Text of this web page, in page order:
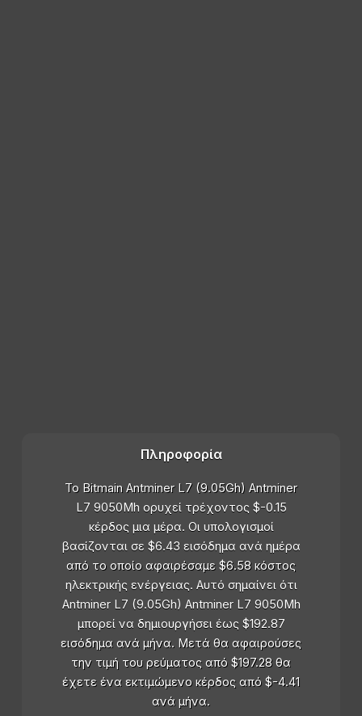
Πληροφορία
Το Bitmain Antminer L7 (9.05Gh) Antminer
L7 9050Mh ορυχεί τρέχοντος $-0.15
κέρδος μια μέρα. Οι υπολογισμοί
βασίζονται σε $6.43 εισόδημα ανά ημέρα
από το οποίο αφαιρέσαμε $6.58 κόστος
ηλεκτρικής ενέργειας. Αυτό σημαίνει ότι
Antminer L7 (9.05Gh) Antminer L7 9050Mh
μπορεί να δημιουργήσει έως $192.87
εισόδημα ανά μήνα. Μετά θα αφαιρούσες
την τιμή του ρεύματος από $197.28 θα
έχετε ένα εκτιμώμενο κέρδος από $-4.41
ανά μήνα.